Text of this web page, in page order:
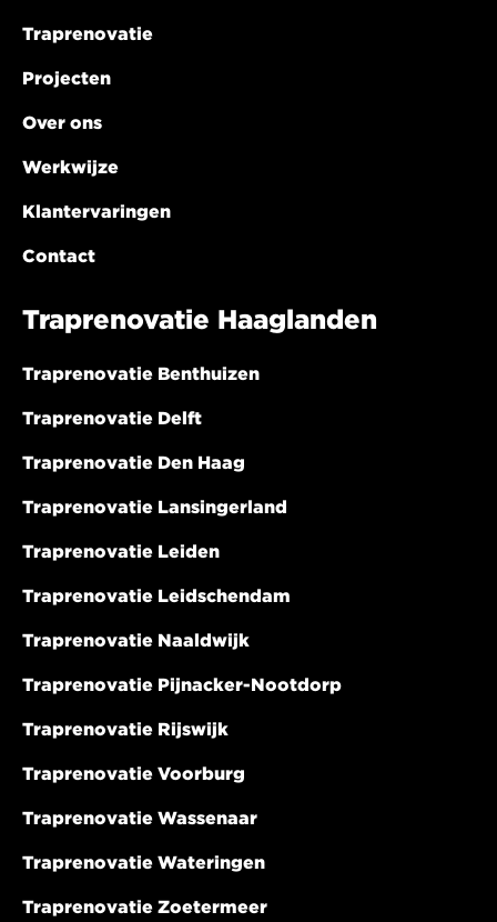
Traprenovatie
Projecten
Over ons
Werkwijze
Klantervaringen
Contact
Traprenovatie Haaglanden
Traprenovatie Benthuizen
Traprenovatie Delft
Traprenovatie Den Haag
Traprenovatie Lansingerland
Traprenovatie Leiden
Traprenovatie Leidschendam
Traprenovatie Naaldwijk
Traprenovatie Pijnacker-Nootdorp
Traprenovatie Rijswijk
Traprenovatie Voorburg
Traprenovatie Wassenaar
Traprenovatie Wateringen
Traprenovatie Zoetermeer